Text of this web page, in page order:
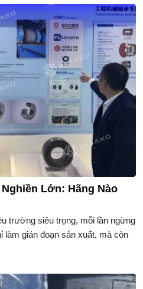
Lớn: Hãng Nào
trường siêu trọng, mỗi lần ngừng
làm gián đoạn sản xuất, mà còn